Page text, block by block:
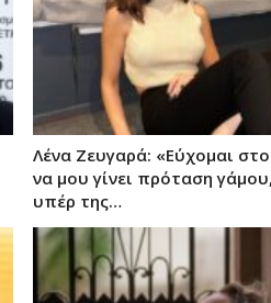
Λένα Ζευγαρά: «Εύχομαι
να μου γίνει πρόταση
υπέρ της…